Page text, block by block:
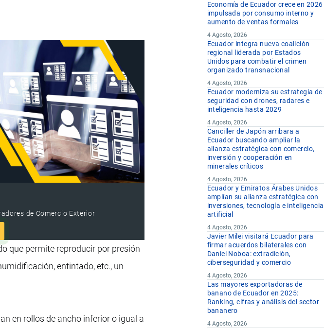
de Comercio Exterior
que permite reproducir por presión
entintado, etc., un
en rollos de ancho inferior o igual a
Economía de Ecuador crece en 2026
impulsada por consumo interno y
aumento de ventas formales
4 Agosto, 2026
Ecuador integra nueva coalición
regional liderada por Estados
Unidos para combatir el crimen
organizado transnacional
4 Agosto, 2026
Ecuador moderniza su estrategia de
seguridad con drones, radares e
inteligencia hasta 2029
4 Agosto, 2026
Canciller de Japón arribara a
Ecuador buscando ampliar la
alianza estratégica con comercio,
inversión y cooperación en
minerales críticos
4 Agosto, 2026
Ecuador y Emiratos Árabes Unidos
amplían su alianza estratégica con
inversiones, tecnología e inteligencia
artificial
4 Agosto, 2026
Javier Milei visitará Ecuador para
firmar acuerdos bilaterales con
Daniel Noboa: extradición,
ciberseguridad y comercio
4 Agosto, 2026
Las mayores exportadoras de
banano de Ecuador en 2025:
Ranking, cifras y análisis del sector
bananero
4 Agosto, 2026